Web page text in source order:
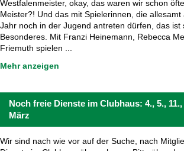
Westfalenmeister, okay, das waren wir schon
Meister?! Und das mit Spielerinnen, die allesamt
Jahr noch in der Jugend antreten dürfen, das ist
Besonderes. Mit Franzi Heinemann, Rebecca
Friemuth spielen ...
Mehr anzeigen
Noch freie Dienste im Clubhaus: 4., 5., 11.,
März
Wir sind nach wie vor auf der Suche, nach